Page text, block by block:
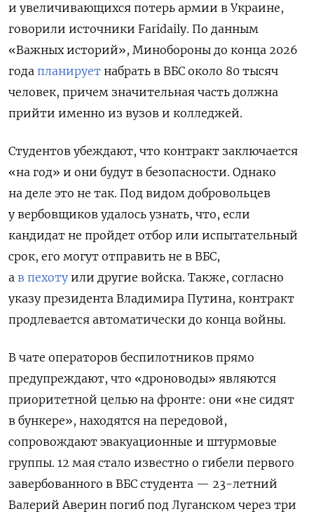
и увеличивающихся потерь армии в Украине,
говорили источники Faridaily. По данным
«Важных историй», Минобороны до конца 2026
года планирует набрать в ВБС около 80 тысяч
человек, причем значительная часть должна
прийти именно из вузов и колледжей.
Студентов убеждают, что контракт заключается
«на год» и они будут в безопасности. Однако
на деле это не так. Под видом добровольцев
у вербовщиков удалось узнать, что, если
кандидат не пройдет отбор или испытательный
срок, его могут отправить не в ВБС,
а в пехоту или другие войска. Также, согласно
указу президента Владимира Путина, контракт
продлевается автоматически до конца войны.
В чате операторов беспилотников прямо
предупреждают, что «дроноводы» являются
приоритетной целью на фронте: они «не сидят
в бункере», находятся на передовой,
сопровождают эвакуационные и штурмовые
группы. 12 мая стало известно о гибели первого
завербованного в ВБС студента — 23-летний
Валерий Аверин погиб под Луганском через три